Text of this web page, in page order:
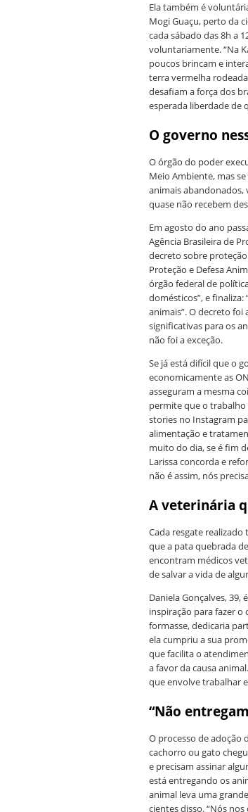
Ela também é
Mogi Guaçu, perto da
cada sábado das 8h a
voluntariamente. “Na
poucos brincam e
terra vermelha
desafiam a força dos
esperada liberdade de
O governo
O órgão do poder
Meio Ambiente, mas
animais abandonados,
quase não recebem
Em agosto do ano
Agência Brasileira de
decreto sobre
Proteção e Defesa
órgão federal de
domésticos”, e
animais”. O decreto
significativas para os
não foi a exceção.
Se já está difícil que o
economicamente as
asseguram a mesma
permite que o trabalho
stories no Instagram
alimentação e
muito do dia, se é fim
Larissa concorda e
não é assim, nós
A veterinária
Cada resgate
que a pata quebrada
encontram médicos
de salvar a vida de
Daniela Gonçalves,
inspiração para fazer o
formasse, dedicaria
ela cumpriu a sua
que facilita o
a favor da causa
que envolve trabalhar
“Não
O processo de adoção
cachorro ou gato
e precisam assinar
está entregando os
animal leva uma
cientes disso. “Nós